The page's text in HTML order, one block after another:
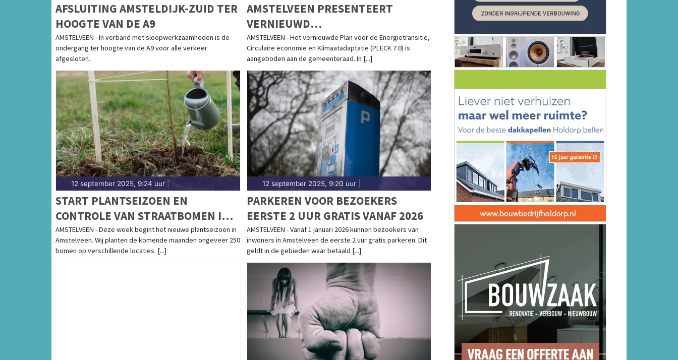
AFSLUITING AMSTELDIJK-ZUID TER
HOOGTE VAN DE A9
AMSTELVEEN - In verband met sloopwerkzaamheden is de
ondergang ter hoogte van de A9 voor alle verkeer
afgesloten.
AMSTELVEEN PRESENTEERT
VERNIEUWD
DUURZAAMHEIDSPLAN MET
ROUTEKAART TOT 2050
AMSTELVEEN - Het vernieuwde Plan voor de Energietransitie,
Circulaire economie en Klimaatadaptatie (PLECK 7.0) is
aangeboden aan de gemeenteraad. In [...]
12 september 2025, 9:24 uur
START PLANTSEIZOEN EN
CONTROLE VAN STRAATBOMEN IN
AMSTELVEEN
AMSTELVEEN - Deze week begint het nieuwe plantseizoen in
Amstelveen. Wij planten de komende maanden ongeveer 250
bomen op verschillende locaties. [...]
12 september 2025, 9:20 uur|
PARKEREN VOOR BEZOEKERS
EERSTE 2 UUR GRATIS VANAF 2026
AMSTELVEEN - Vanaf 1 januari 2026 kunnen bezoekers van
inwoners in Amstelveen de eerste 2 uur gratis parkeren. Dit
geldt in de gebieden waar betaald [...]